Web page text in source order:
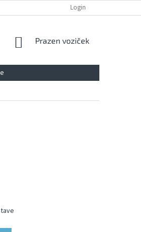
BLOG
Login
SHOPPING
Prazen voziček